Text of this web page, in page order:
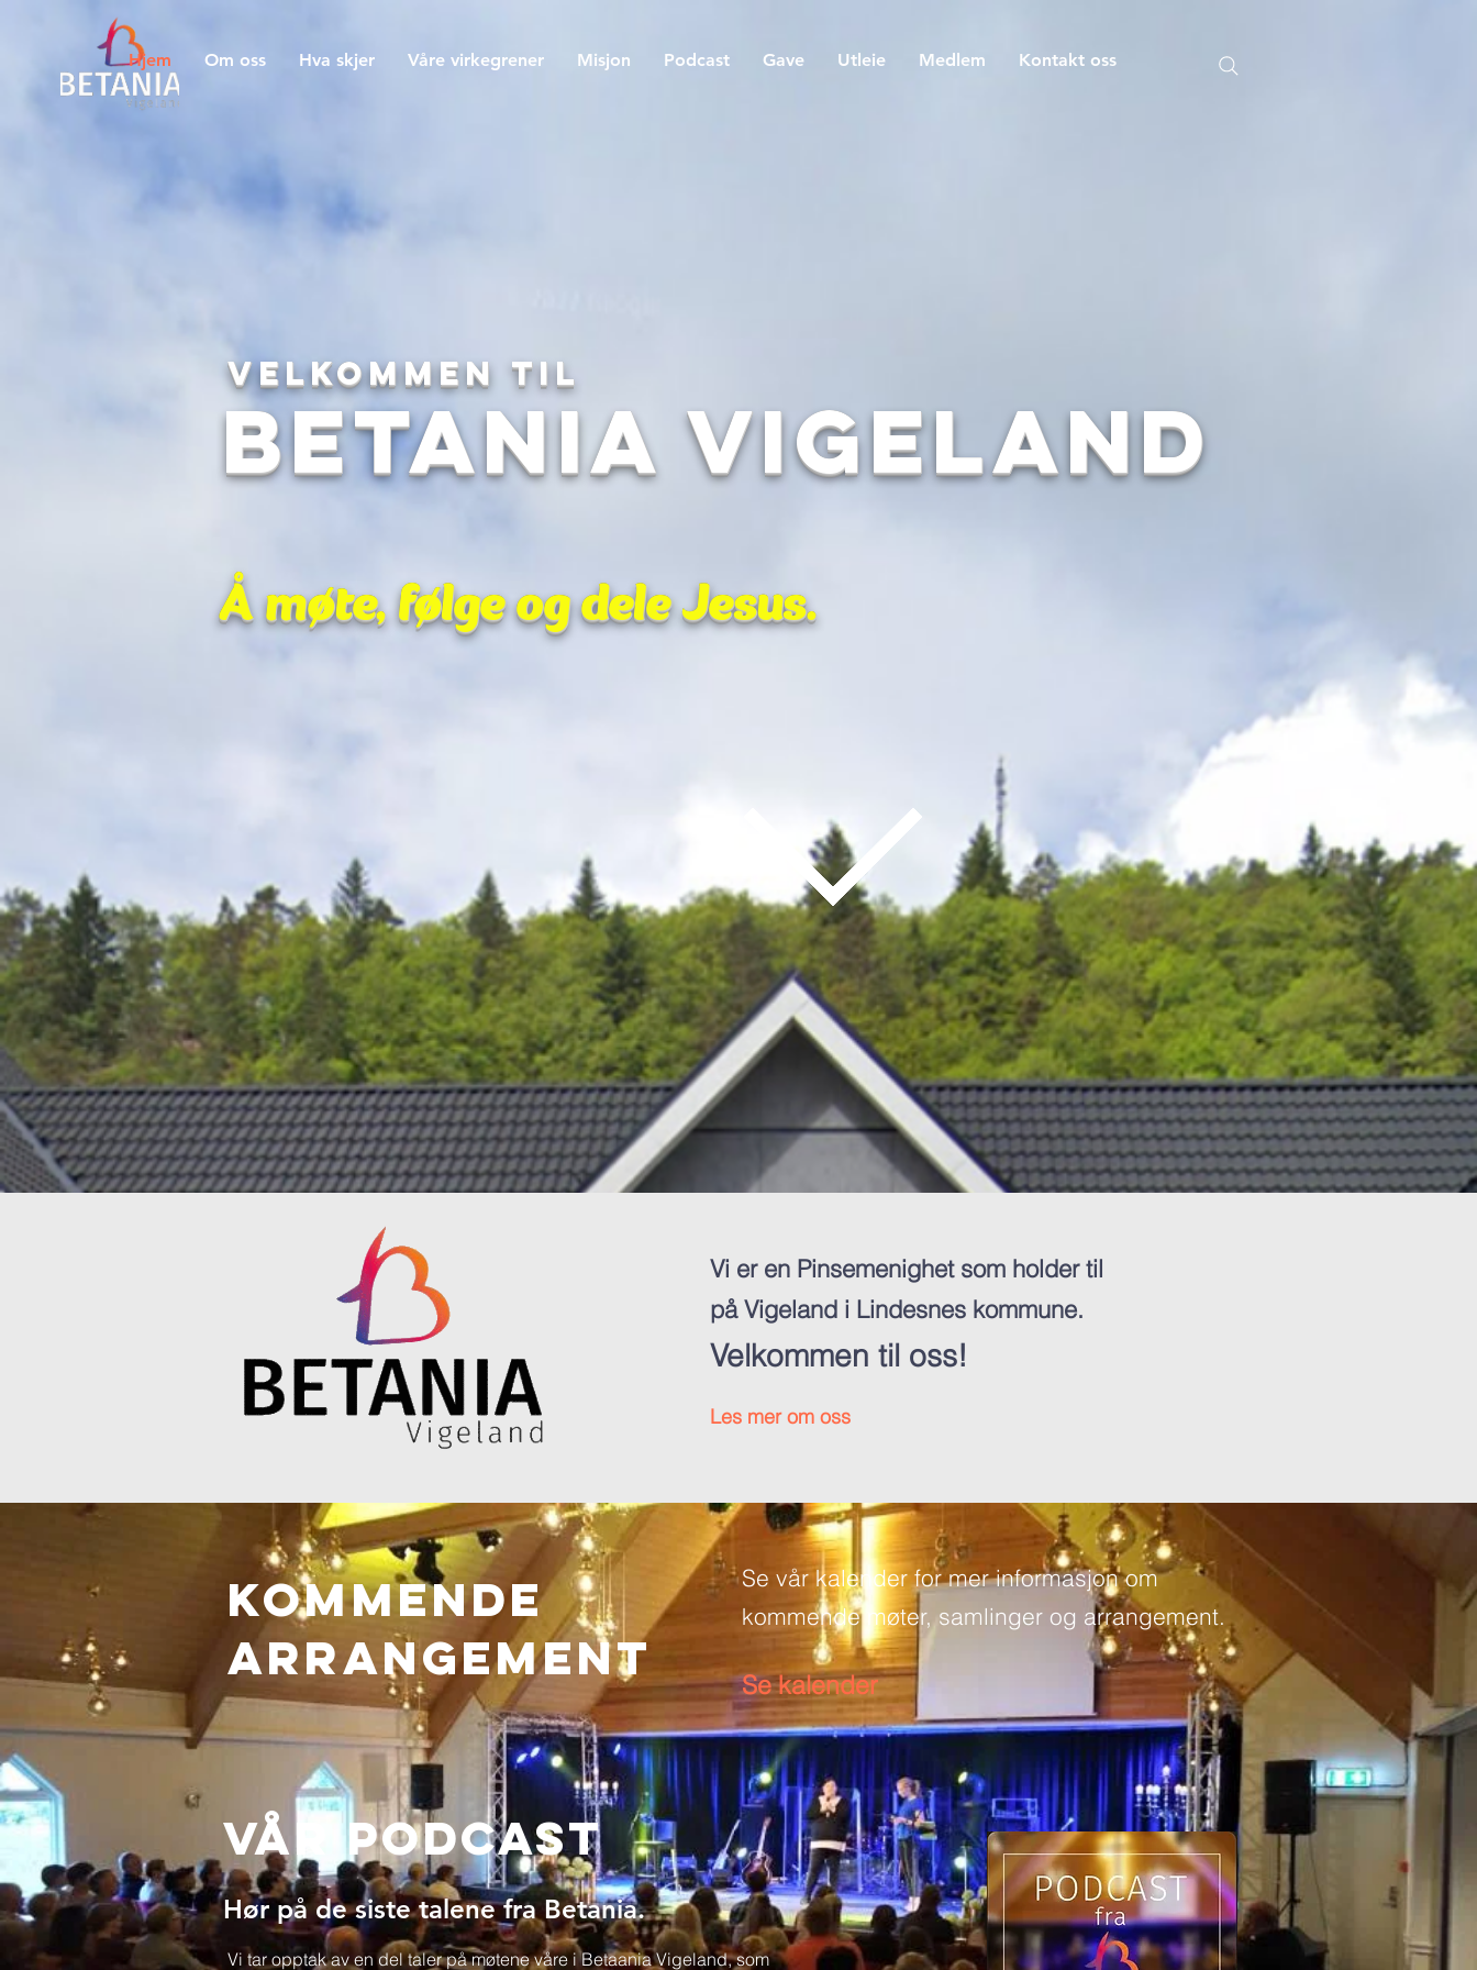
Hjem Om oss Hva skjer Våre virkegrener Misjon Podcast Gave Utleie Medlem Kontakt oss
Velkommen til
Betania Vigeland
Å møte, følge og dele Jesus.
Vi er en Pinsemenighet som holder til
på Vigeland i Lindesnes kommune.
Velkommen til oss!
Les mer om oss
Kommende
ARRANGEMENT
Se vår kalender for mer informasjon om
kommende møter, samlinger og arrangement.
Se kalender
Vår Podcast
Hør på de siste talene fra Betania.
Vi tar opptak av en del taler på møtene våre i Betaania Vigeland, som